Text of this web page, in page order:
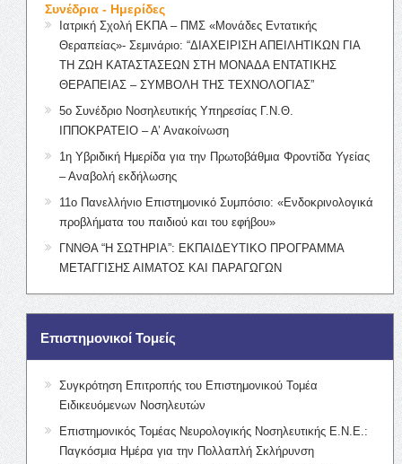
Συνέδρια - Ημερίδες
Ιατρική Σχολή ΕΚΠΑ – ΠΜΣ «Μονάδες Εντατικής
Θεραπείας»- Σεμινάριο: “ΔΙΑΧΕΙΡΙΣΗ ΑΠΕΙΛΗΤΙΚΩΝ ΓΙΑ
ΤΗ ΖΩΗ ΚΑΤΑΣΤΑΣΕΩΝ ΣΤΗ ΜΟΝΑΔΑ ΕΝΤΑΤΙΚΗΣ
ΘΕΡΑΠΕΙΑΣ – ΣΥΜΒΟΛΗ ΤΗΣ ΤΕΧΝΟΛΟΓΙΑΣ”
5ο Συνέδριο Νοσηλευτικής Υπηρεσίας Γ.Ν.Θ.
ΙΠΠΟΚΡΑΤΕΙΟ – Α’ Ανακοίνωση
1η Υβριδική Ημερίδα για την Πρωτοβάθμια Φροντίδα Υγείας
– Αναβολή εκδήλωσης
11ο Πανελλήνιο Επιστημονικό Συμπόσιο: «Ενδοκρινολογικά
προβλήματα του παιδιού και του εφήβου»
ΓΝΝΘΑ “Η ΣΩΤΗΡΙΑ”: ΕΚΠΑΙΔΕΥΤΙΚΟ ΠΡΟΓΡΑΜΜΑ
ΜΕΤΑΓΓΙΣΗΣ ΑΙΜΑΤΟΣ ΚΑΙ ΠΑΡΑΓΩΓΩΝ
Επιστημονικοί Τομείς
Συγκρότηση Επιτροπής του Επιστημονικού Τομέα
Ειδικευόμενων Νοσηλευτών
Επιστημονικός Τομέας Νευρολογικής Νοσηλευτικής Ε.Ν.Ε.:
Παγκόσμια Ημέρα για την Πολλαπλή Σκλήρυνση